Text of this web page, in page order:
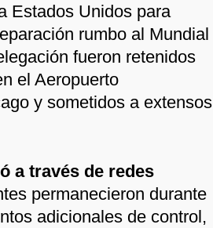
Estados Unidos para
rumbo al Mundial
fueron retenidos
el Aeropuerto
y sometidos a extensos
a través de redes
permanecieron durante
adicionales de control,